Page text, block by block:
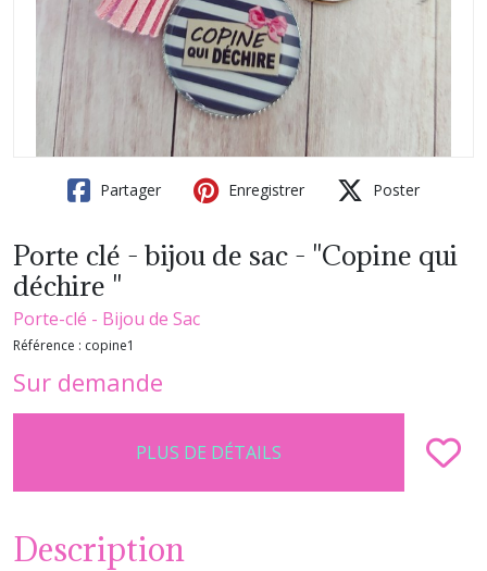
Partager Enregistrer Poster
Porte clé - bijou de sac - "Copine qui
déchire "
Porte-clé - Bijou de Sac
Référence : copine1
Sur demande
PLUS DE DÉTAILS
Description